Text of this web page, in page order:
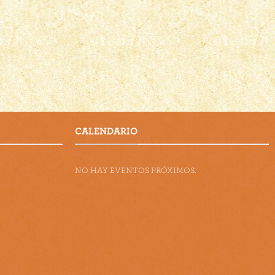
CALENDARIO
NO HAY EVENTOS PRÓXIMOS.